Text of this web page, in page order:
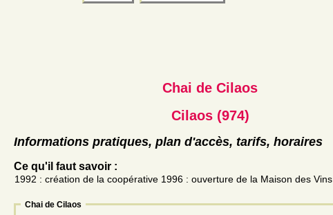
Chai de Cilaos
Cilaos (974)
Informations pratiques, plan d'accès, tarifs, horaires
Ce qu'il faut savoir :
1992 : création de la coopérative 1996 : ouverture de la Maison des Vins
Chai de Cilaos